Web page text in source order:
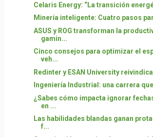
Celaris Energy: “La transición
Minería inteligente: Cuatro pasos
ASUS y ROG transforman la
gamin...
Cinco consejos para optimizar el
veh...
Redinter y ESAN University
Ingeniería Industrial: una carrera
¿Sabes cómo impacta ignorar
en ...
Las habilidades blandas ganan
f...